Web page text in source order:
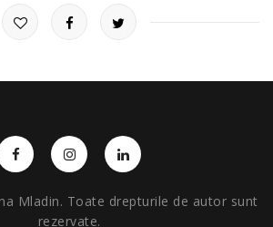
Mladin. Toate drepturile de autor sunt
rezervate.